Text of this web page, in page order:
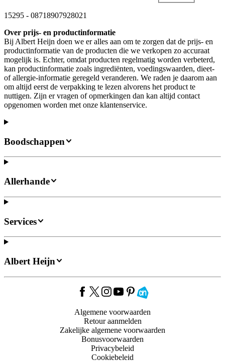
15295 - 08718907928021
Over prijs- en productinformatie
Bij Albert Heijn doen we er alles aan om te zorgen dat de prijs- en
productinformatie van de producten die we verkopen zo accuraat
mogelijk is. Echter, omdat producten regelmatig worden verbeterd,
kan productinformatie zoals ingrediënten, voedingswaarden, dieet-
of allergie-informatie geregeld veranderen. We raden je daarom aan
om altijd eerst de verpakking te lezen alvorens het product te
nuttigen. Zijn er vragen of opmerkingen dan kan altijd contact
opgenomen worden met onze klantenservice.
Boodschappen
Allerhande
Services
Albert Heijn
Algemene voorwaarden
Retour aanmelden
Zakelijke algemene voorwaarden
Bonusvoorwaarden
Privacybeleid
Cookiebeleid